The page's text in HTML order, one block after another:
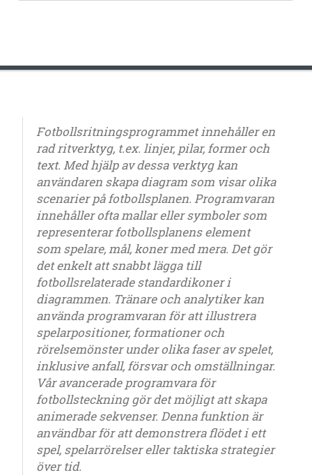
Fotbollsritningsprogrammet innehåller en
rad ritverktyg, t.ex. linjer, pilar, former och
text. Med hjälp av dessa verktyg kan
användaren skapa diagram som visar olika
scenarier på fotbollsplanen. Programvaran
innehåller ofta mallar eller symboler som
representerar fotbollsplanens element
som spelare, mål, koner med mera. Det gör
det enkelt att snabbt lägga till
fotbollsrelaterade standardikoner i
diagrammen. Tränare och analytiker kan
använda programvaran för att illustrera
spelarpositioner, formationer och
rörelsemönster under olika faser av spelet,
inklusive anfall, försvar och omställningar.
Vår avancerade programvara för
fotbollsteckning gör det möjligt att skapa
animerade sekvenser. Denna funktion är
användbar för att demonstrera flödet i ett
spel, spelarrörelser eller taktiska strategier
över tid.